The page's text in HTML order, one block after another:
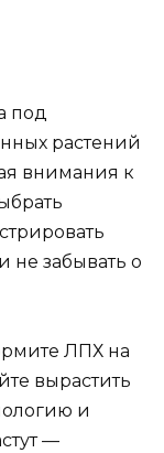
под
растений
внимания к
не забывать о
ЛПХ на
вырастить
и
—